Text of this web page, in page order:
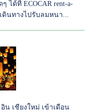
ได้ที่ ECOCAR rent-a-
ดินทางไปรับลมหนา...
น เชียงใหม่ เข้าเดือน